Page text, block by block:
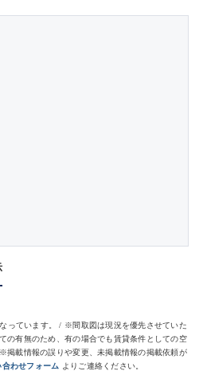
っています。 / ※間取図は現況を優先させていた
の有無のため、有の場合でも賃貸条件としての空
掲載情報の誤りや変更、未掲載情報の掲載依頼が
合わせフォーム よりご連絡ください。